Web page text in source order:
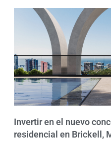
Invertir en el nuevo
residencial en Brickell,